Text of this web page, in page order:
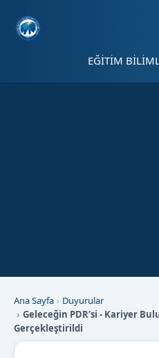
EĞİTİM
Ana Sayfa
Duyurular
Geleceğin PDR’si - Kariyer
Gerçekleştirildi